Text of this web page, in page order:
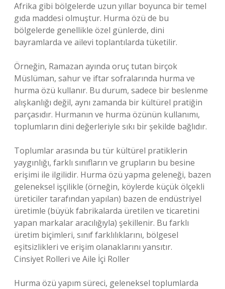
Afrika gibi bölgelerde uzun yıllar boyunca bir temel
gıda maddesi olmuştur. Hurma özü de bu
bölgelerde genellikle özel günlerde, dini
bayramlarda ve ailevi toplantılarda tüketilir.
Örneğin, Ramazan ayında oruç tutan birçok
Müslüman, sahur ve iftar sofralarında hurma ve
hurma özü kullanır. Bu durum, sadece bir beslenme
alışkanlığı değil, aynı zamanda bir kültürel pratiğin
parçasıdır. Hurmanın ve hurma özünün kullanımı,
toplumların dini değerleriyle sıkı bir şekilde bağlıdır.
Toplumlar arasında bu tür kültürel pratiklerin
yaygınlığı, farklı sınıfların ve grupların bu besine
erişimi ile ilgilidir. Hurma özü yapma geleneği, bazen
geleneksel işçilikle (örneğin, köylerde küçük ölçekli
üreticiler tarafından yapılan) bazen de endüstriyel
üretimle (büyük fabrikalarda üretilen ve ticaretini
yapan markalar aracılığıyla) şekillenir. Bu farklı
üretim biçimleri, sınıf farklılıklarını, bölgesel
eşitsizlikleri ve erişim olanaklarını yansıtır.
Cinsiyet Rolleri ve Aile İçi Roller
Hurma özü yapım süreci, geleneksel toplumlarda